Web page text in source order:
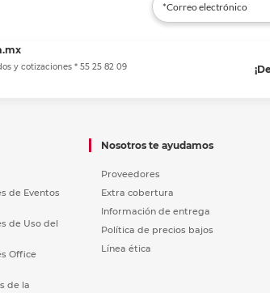
y cotizaciones * 55 25 82 09
de Eventos
de Uso del
Office
de la
Nosotros te ayudamos
Proveedores
Extra cobertura
Información de entrega
Política de precios bajos
Línea ética